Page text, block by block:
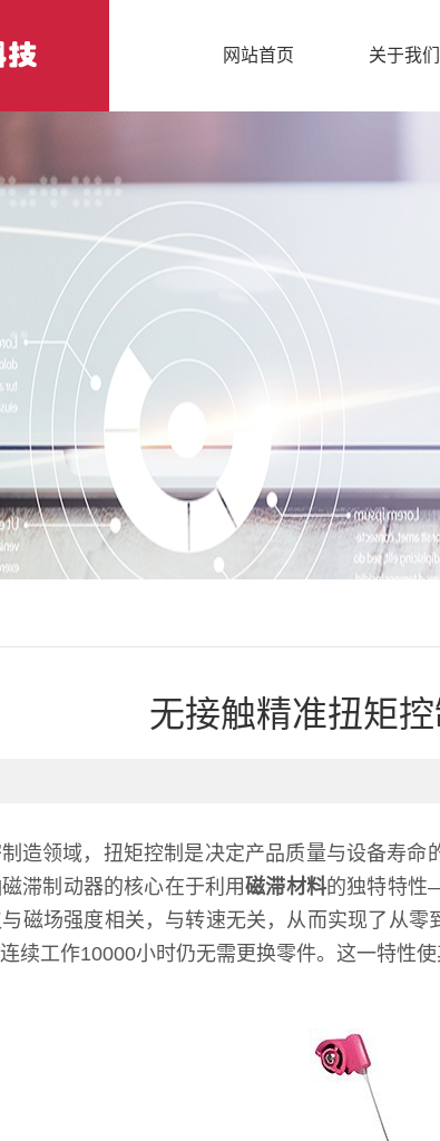
网站首页 关于我们
无接触精准扭矩
造领域，扭矩控制是决定产品质量与设备寿
滞制动器的核心在于利用磁滞材料的独特特性
磁场强度相关，与转速无关，从而实现了从零
续工作10000小时仍无需更换零件。这一特性